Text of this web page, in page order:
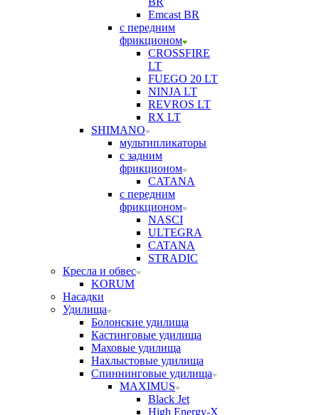
Emcast BR
с передним
фрикционом
CROSSFIRE
LT
FUEGO 20 LT
NINJA LT
REVROS LT
RX LT
SHIMANO
мультипликаторы
с задним
фрикционом
CATANA
с передним
фрикционом
NASCI
ULTEGRA
CATANA
STRADIC
Кресла и обвес
KORUM
Насадки
Удилища
Болонские удилища
Кастинговые удилища
Маховые удилища
Нахлыстовые удилища
Спиннинговые удилища
MAXIMUS
Black Jet
High Energy-X